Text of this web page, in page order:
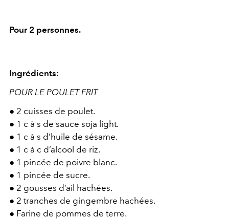
Pour 2 personnes.
Ingrédients:
POUR LE POULET FRIT
● 2 cuisses de poulet.
● 1 c à s de sauce soja light.
● 1 c à s d’huile de sésame.
● 1 c à c d’alcool de riz.
● 1 pincée de poivre blanc.
● 1 pincée de sucre.
● 2 gousses d’ail hachées.
● 2 tranches de gingembre hachées.
● Farine de pommes de terre.